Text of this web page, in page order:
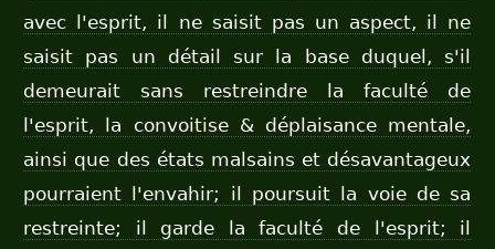
avec l'esprit, il ne saisit pas un aspect, il ne
saisit pas un détail sur la base duquel, s'il
demeurait sans restreindre la faculté de
l'esprit, la convoitise & déplaisance mentale,
ainsi que des états malsains et désavantageux
pourraient l'envahir; il poursuit la voie de sa
restreinte; il garde la faculté de l'esprit; il